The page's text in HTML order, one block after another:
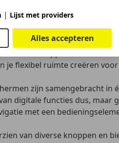
| Lijst met providers
Alles accepteren
kun je standaard 587 liter
Het omklappen van de
flexibel ruimte creëren
zijn samengebracht in
digitale functies dus, maar
met een
van diverse knoppen en